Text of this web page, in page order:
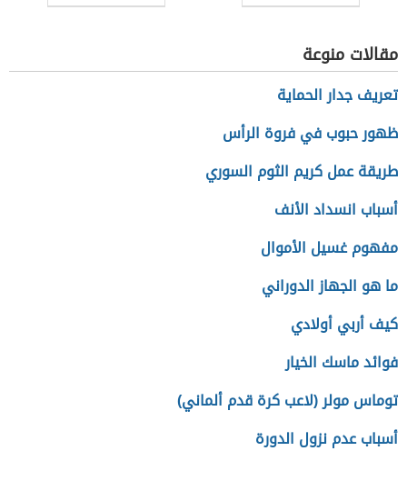
الرجيم
مقالات منوعة
تعريف جدار الحماية
ظهور حبوب في فروة الرأس
طريقة عمل كريم الثوم السوري
أسباب انسداد الأنف
مفهوم غسيل الأموال
ما هو الجهاز الدوراني
كيف أربي أولادي
فوائد ماسك الخيار
توماس مولر (لاعب كرة قدم ألماني)
أسباب عدم نزول الدورة